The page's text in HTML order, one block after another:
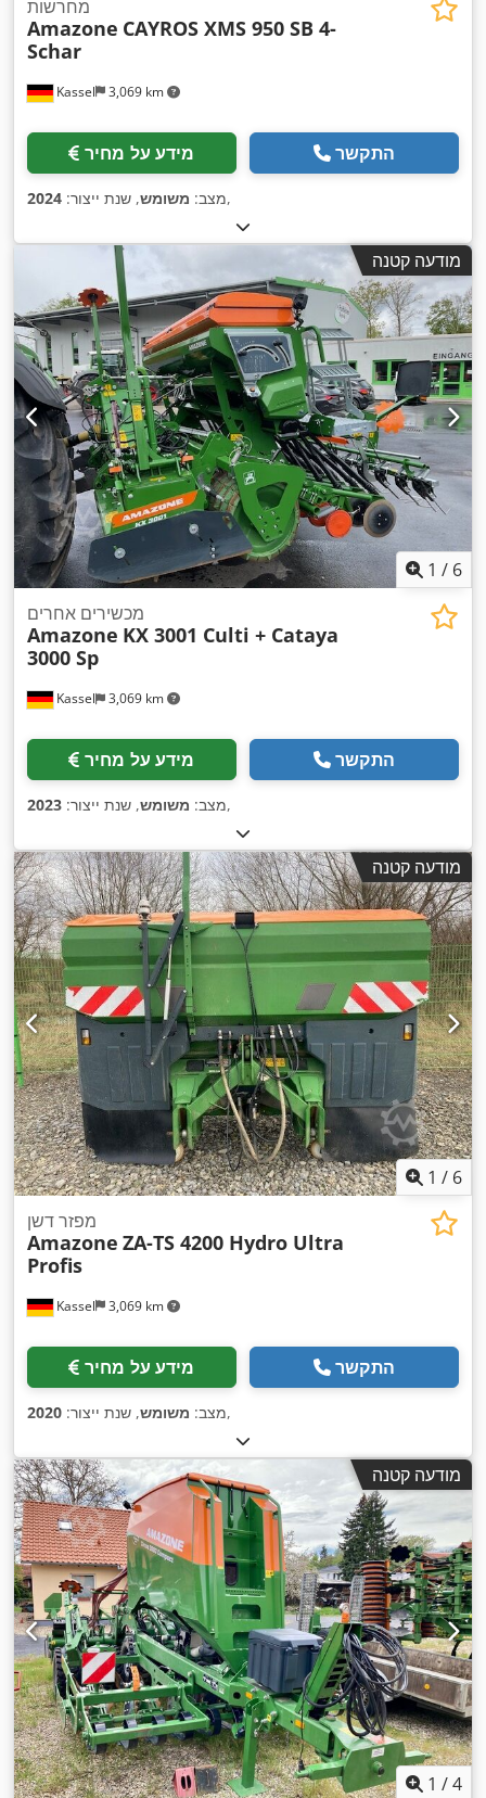
Kassel 3,069 km
מחרשות
Amazone CAYROS XMS 950 SB 4-
Schar
מידע על מחיר התקשר
מצב: משומש, שנת ייצור: 2024 ,
מודעה קטנה
1 / 6
Kassel 3,069 km
מכשירים אחרים
Amazone KX 3001 Culti + Cataya
3000 Sp
מידע על מחיר התקשר
מצב: משומש, שנת ייצור: 2023 ,
מודעה קטנה
1 / 6
Kassel 3,069 km
מפזר דשן
Amazone ZA-TS 4200 Hydro Ultra
Profis
מידע על מחיר התקשר
מצב: משומש, שנת ייצור: 2020 ,
מודעה קטנה
1 /4